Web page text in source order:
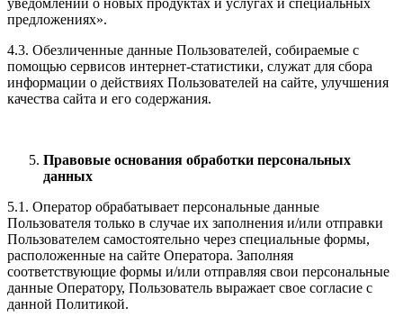
уведомлений о новых продуктах и услугах и специальных
предложениях».
4.3. Обезличенные данные Пользователей, собираемые с
помощью сервисов интернет-статистики, служат для сбора
информации о действиях Пользователей на сайте, улучшения
качества сайта и его содержания.
Правовые основания обработки персональных
данных
5.1. Оператор обрабатывает персональные данные
Пользователя только в случае их заполнения и/или отправки
Пользователем самостоятельно через специальные формы,
расположенные на сайте Оператора. Заполняя
соответствующие формы и/или отправляя свои персональные
данные Оператору, Пользователь выражает свое согласие с
данной Политикой.